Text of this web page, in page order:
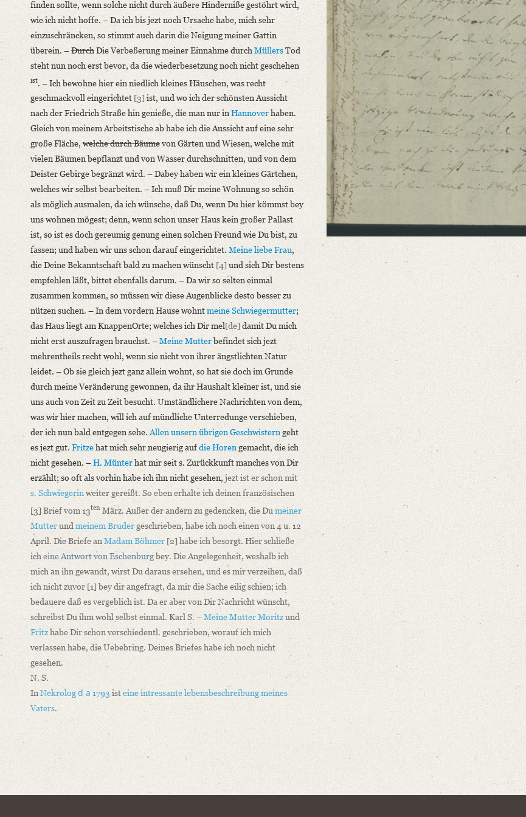
Editors
Bamberg, Claudia
Varwig, Olivia
Zeil, Sophia
finden sollte, wenn solche nicht durch äußere Hinderniße gestöhrt wird,
wie ich nicht hoffe. – Da ich bis jezt noch Ursache habe, mich sehr
einzuschräncken, so stimmt auch darin die Neigung meiner Gattin
überein. –DurchDie Verbeßerung meiner Einnahme durch MüllersTod
steht nun noch erst bevor, da die wiederbesetzung noch nicht geschehen
ist . – Ich bewohne hier ein niedlich kleines Häuschen, was recht
geschmackvoll eingerichtet [3] ist, und wo ich der schönsten Aussicht
nach der Friedrich Straße hin genieße, die man nur inHannoverhaben.
Gleich von meinem Arbeitstische ab habe ich die Aussicht auf eine sehr
große Fläche, welche durch Bäumevon Gärten und Wiesen, welche mit
vielen Bäumen bepflanzt und von Wasser durchschnitten, und von dem
Deister Gebirge begränzt wird. – Dabey haben wir ein kleines Gärtchen,
welches wir selbst bearbeiten. – Ich muß Dir meine Wohnung so schön
als möglich ausmalen, da ich wünsche, daß Du, wenn Du hier kömmst bey
uns wohnen mögest; denn, wenn schon unser Haus kein großer Pallast
ist, so ist es doch gereumig genung einen solchen Freund wie Du bist, zu
fassen; und haben wir uns schon darauf eingerichtet. Meine liebe Frau,
die Deine Bekanntschaft bald zu machen wünscht [4] und sich Dir bestens
empfehlen läßt, bittet ebenfalls darum. – Da wir so selten einmal
zusammen kommen, so müssen wir diese Augenblicke desto besser zu
nützen suchen. – In dem vordern Hause wohntmeine Schwiegermutter;
das Haus liegt am KnappenOrte; welches ich Dir mel[de] damit Du mich
nicht erst auszufragen brauchst. –Meine Mutterbefindet sich jezt
mehrentheils recht wohl, wenn sie nicht von ihrer ängstlichten Natur
leidet. – Ob sie gleich jezt ganz allein wohnt, so hat sie doch im Grunde
durch meine Veränderung gewonnen, da ihr Haushalt kleiner ist, und sie
uns auch von Zeit zu Zeit besucht. Umständlichere Nachrichten von dem,
was wir hier machen, will ich auf mündliche Unterredunge verschieben,
der ich nun bald entgegen sehe. Allen unsern übrigen Geschwisterngeht
es jezt gut. Fritzehat mich sehr neugierig aufdie Horengemacht, die ich
nicht gesehen. –H. Münterhat mir seit s. Zurückkunft manches von Dir
erzählt; so oft als vorhin habe ich ihn nicht gesehen, jezt ist er schon mit
s. Schwiegerin weiter gereißt. So eben erhalte ich deinen französischen
[3] Brief vom 13ten März. Außer der andern zu gedencken, die Du meiner
Mutterund meinem Brudergeschrieben, habe ich noch einen von 4 u. 12
April. Die Briefe an Madam Böhmer [2]habe ich besorgt. Hier schließe
ich eine Antwort von Eschenburgbey. Die Angelegenheit, weshalb ich
mich an ihn gewandt, wirst Du daraus ersehen, und es mir verzeihen, daß
ich nicht zuvor [1] bey dir angefragt, da mir die Sache eilig schien; ich
bedauere daß es vergeblich ist. Da er aber von Dir Nachricht wünscht,
schreibst Du ihm wohl selbst einmal. Karl S. –Meine MutterMoritzund
Fritzhabe Dir schon verschiedentl. geschrieben, worauf ich mich
verlassen habe, die Uebebring. Deines Briefes habe ich noch nicht
gesehen.
N. S.
In Nekrologd a 1793 isteine intressante lebensbeschreibungmeines
Vaters.